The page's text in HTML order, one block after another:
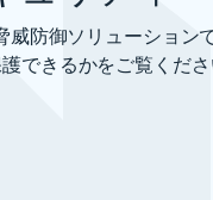
防御ソリューション
できるかをご覧くださ